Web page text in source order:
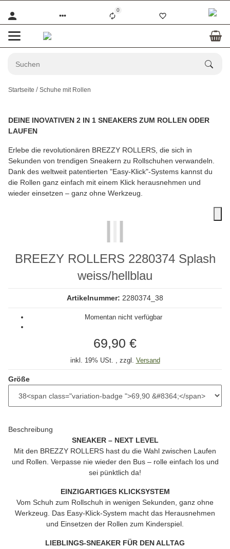
0
Startseite Schuhe mit Rollen
DEINE INOVATIVEN 2 IN 1 SNEAKERS ZUM ROLLEN ODER
LAUFEN
Erlebe die revolutionären BREZZY ROLLERS, die sich in
Sekunden von trendigen Sneakern zu Rollschuhen verwandeln.
Dank des weltweit patentierten "Easy-Klick"-Systems kannst du
die Rollen ganz einfach mit einem Klick herausnehmen und
wieder einsetzen – ganz ohne Werkzeug.
BREEZY ROLLERS 2280374 Splash
weiss/hellblau
Artikelnummer: 2280374_38
Momentan nicht verfügbar
69,90 €
inkl. 19% USt. , zzgl. Versand
Größe
Beschreibung
SNEAKER – NEXT LEVEL
Mit den BREZZY ROLLERS hast du die Wahl zwischen Laufen
und Rollen. Verpasse nie wieder den Bus – rolle einfach los und
sei pünktlich da!
EINZIGARTIGES KLICKSYSTEM
Vom Schuh zum Rollschuh in wenigen Sekunden, ganz ohne
Werkzeug. Das Easy-Klick-System macht das Herausnehmen
und Einsetzen der Rollen zum Kinderspiel.
LIEBLINGS-SNEAKER FÜR DEN ALLTAG